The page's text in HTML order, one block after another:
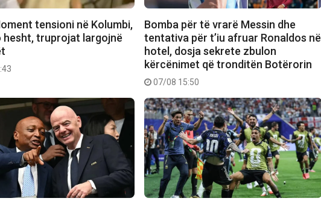
tensioni në Kolumbi,
hesht, truprojat largojnë
Bomba për të vrarë Messin dhe
tentativa për t’iu afruar Ronaldos në
hotel, dosja sekrete zbulon
kërcënimet që tronditën Botërorin
07/08 15:50